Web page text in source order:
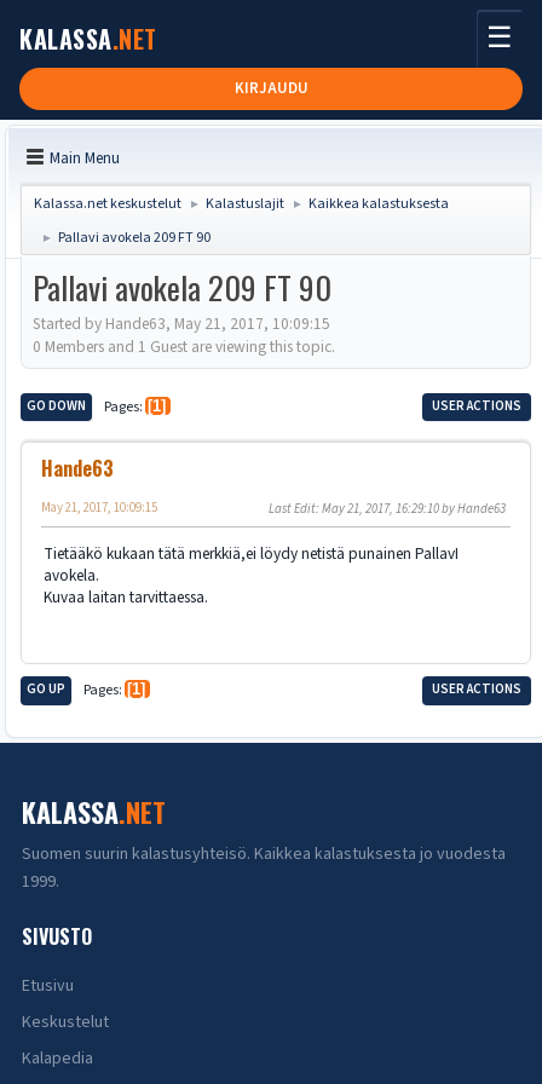
KALASSA.NET
KIRJAUDU
☰
Main Menu
Kalassa.net keskustelut ► Kalastuslajit ► Kaikkea kalastuksesta
► Pallavi avokela 209 FT 90
Pallavi avokela 209 FT 90
Started by Hande63, May 21, 2017, 10:09:15
0 Members and 1 Guest are viewing this topic.
GO DOWN Pages 1 USER ACTIONS
Hande63
May 21, 2017, 10:09:15 Last Edit: May 21, 2017, 16:29:10 by Hande63
Tietääkö kukaan tätä merkkiä,ei löydy netistä punainen PallavI
avokela.
Kuvaa laitan tarvittaessa.
GO UP Pages 1 USER ACTIONS
KALASSA.NET
Suomen suurin kalastusyhteisö. Kaikkea kalastuksesta jo vuodesta
1999.
SIVUSTO
Etusivu
Keskustelut
Kalapedia